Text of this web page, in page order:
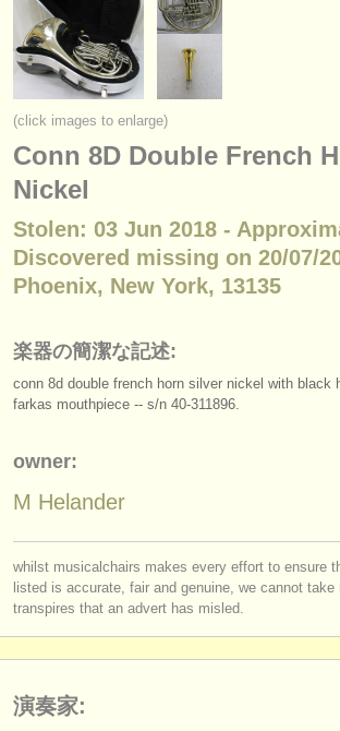
講習会
コンクール
楽器の販売
盗まれた楽器
ディレクトリー:
オーケストラ
音楽学校
musicalchairsについて
お問い合わせ
rss feeds
出版社:
ATS
(click images to enlarge)
Conn 8D Double French
Nickel
Stolen: 03 Jun 2018 -
Discovered missing on 20/07/
Phoenix, New York, 13135
楽器の簡潔な記述:
conn 8d double french horn silver nickel with black
farkas mouthpiece -- s/n 40-311896.
owner:
M Helander
whilst musicalchairs makes every effort to ensure
listed is accurate, fair and genuine, we cannot
transpires that an advert has misled.
演奏家: